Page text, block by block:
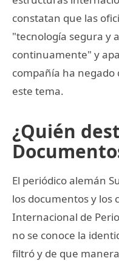
constatan que las
"tecnología segura y
continuamente" y
compañía ha negado
este tema.
¿Quién
El periódico alemán
los documentos y los
Internacional de
no se conoce la
filtró y de que